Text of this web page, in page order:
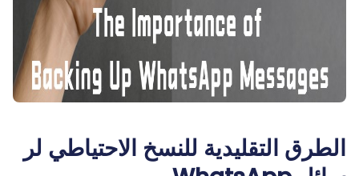
الطرق التقليدية للنسخ الاحتياطي لر